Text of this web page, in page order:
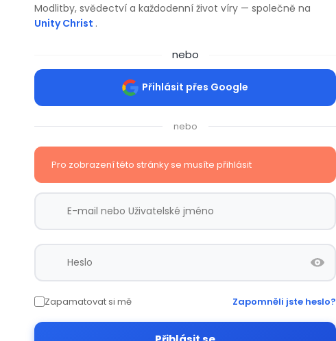
Modlitby, svědectví a každodenní život víry — společně na
Unity Christ .
nebo
Přihlásit přes Google
nebo
Pro zobrazení této stránky se musíte přihlásit
Zapamatovat si mě Zapomněli jste heslo?